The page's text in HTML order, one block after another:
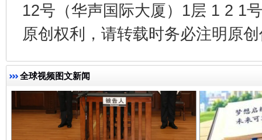
12号（华声国际大厦）1层 1 2 1
原创权利，请转载时务必注明原
全球视频图文新闻
受贿1.44亿！段成刚被判无期